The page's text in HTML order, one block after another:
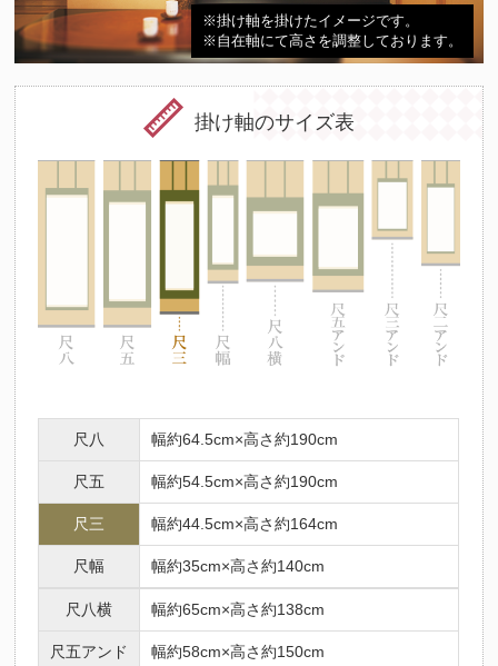
※掛け軸を掛けたイメージです。
※自在軸にて高さを調整しております。
掛け軸のサイズ表
尺八 幅約64.5cm×高さ約190cm
尺五 幅約54.5cm×高さ約190cm
尺三 幅約44.5cm×高さ約164cm
尺幅 幅約35cm×高さ約140cm
尺八横 幅約65cm×高さ約138cm
尺五アンド 幅約58cm×高さ約150cm